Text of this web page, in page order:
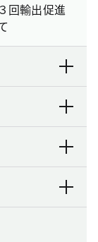
回輸出促進